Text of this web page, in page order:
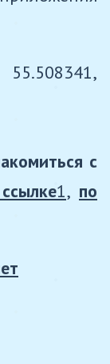
55.508341,
с
1, по